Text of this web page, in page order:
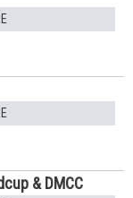
& DMCC